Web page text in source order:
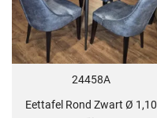
24458A
Eettafel Rond Zwart Ø 1,10